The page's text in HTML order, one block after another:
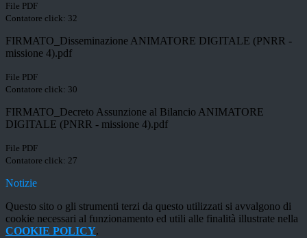
File PDF
Contatore click: 32
FIRMATO_Disseminazione ANIMATORE DIGITALE (PNRR -
missione 4).pdf
File PDF
Contatore click: 30
FIRMATO_Decreto Assunzione al Bilancio ANIMATORE
DIGITALE (PNRR - missione 4).pdf
File PDF
Contatore click: 27
Notizie
Questo sito o gli strumenti terzi da questo utilizzati si avvalgono di
cookie necessari al funzionamento ed utili alle finalità illustrate nella
COOKIE POLICY.